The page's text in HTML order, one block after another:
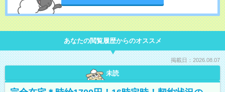
あなたの閲覧履歴からのオススメ
掲載日：2026.08.07
未読